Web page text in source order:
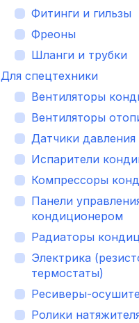
Фитинги и гильзы
Фреоны
Шланги и трубки
Для спецтехники
Вентиляторы
Вентиляторы
Датчики
Испарители
Компрессоры
Панели
кондиционером
Радиаторы
Электрика
термостаты)
Ресиверы-
Ролики